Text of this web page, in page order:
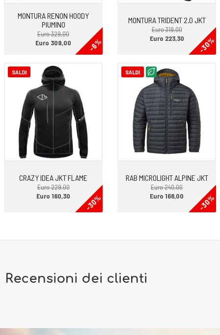
MONTURA RENON HOODY
PIUMINO
Euro 329,00
-6%
Euro 309,00
MONTURA TRIDENT 2.0 JKT
Euro 319,00
-30%
Euro 223,30
SALDI
CRAZY IDEA JKT FLAME
Euro 229,00
-30%
Euro 160,30
SALDI
RAB MICROLIGHT ALPINE JKT
Euro 240,00
-30%
Euro 168,00
Recensioni dei clienti